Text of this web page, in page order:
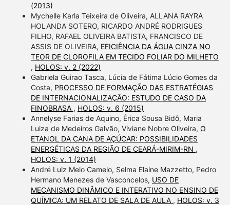
(2013)
Mychelle Karla Teixeira de Oliveira, ALLANA RAYRA
HOLANDA SOTERO, RICARDO ANDRÉ RODRIGUES
FILHO, RAFAEL OLIVEIRA BATISTA, FRANCISCO DE
ASSIS DE OLIVEIRA, EFICIÊNCIA DA ÁGUA CINZA NO
TEOR DE CLOROFILA EM TECIDO FOLIAR DO MILHETO
, HOLOS: v. 2 (2022)
Gabriela Guirao Tasca, Lúcia de Fátima Lúcio Gomes da
Costa, PROCESSO DE FORMAÇÃO DAS ESTRATÉGIAS
DE INTERNACIONALIZAÇÃO: ESTUDO DE CASO DA
FINOBRASA , HOLOS: v. 6 (2015)
Annelyse Farias de Aquino, Érica Sousa Bidô, Maria
Luiza de Medeiros Galvão, Viviane Nobre Oliveira, O
ETANOL DA CANA DE AÇÚCAR: POSSIBILIDADES
ENERGÉTICAS DA REGIÃO DE CEARÁ-MIRIM-RN ,
HOLOS: v. 1 (2014)
André Luiz Melo Camelo, Selma Elaine Mazzetto, Pedro
Hermano Menezes de Vasconcelos, USO DE
MECANISMO DINÂMICO E INTERATIVO NO ENSINO DE
QUÍMICA: UM RELATO DE SALA DE AULA , HOLOS: v. 3